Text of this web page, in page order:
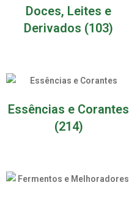
Doces, Leites e
Derivados (103)
Essências e Corantes
(214)